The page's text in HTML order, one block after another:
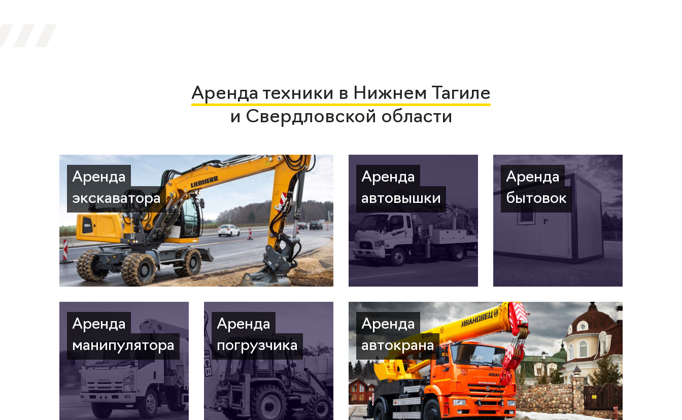
Аренда техники в Нижнем Тагиле
и Свердловской области
Аренда
экскаватора
Аренда
автовышки
Аренда
бытовок
Аренда
манипулятора
Аренда
погрузчика
Аренда
автокрана